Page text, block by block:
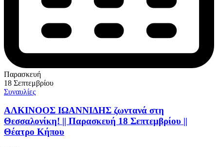
Παρασκευή
18 Σεπτεμβρίου
Συναυλίες
ΑΛΚΙΝΟΟΣ ΙΩΑΝΝΙΔΗΣ ζωντανά στη
Θεσσαλονίκη! || Παρασκευή 18 Σεπτεμβρίου ||
Θέατρο Κήπου